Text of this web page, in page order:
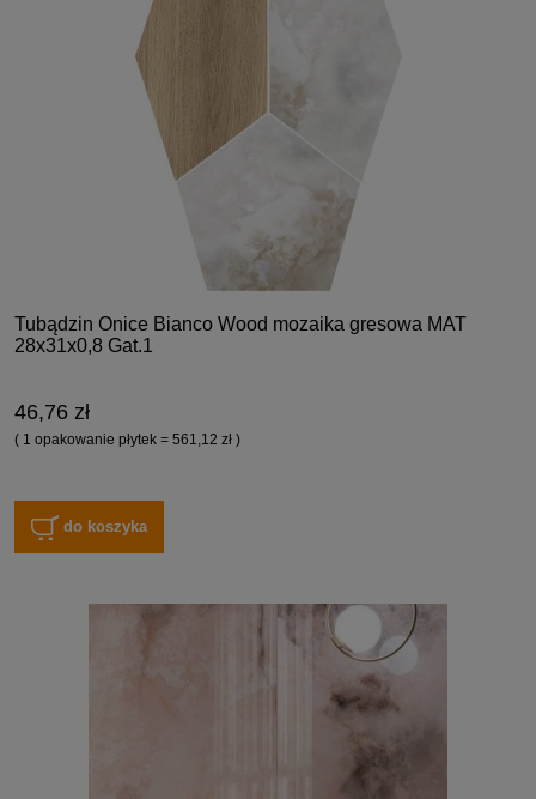
Tubądzin Onice Bianco Wood mozaika gresowa MAT
28x31x0,8 Gat.1
46,76 zł
( 1 opakowanie płytek = 561,12 zł )
do koszyka